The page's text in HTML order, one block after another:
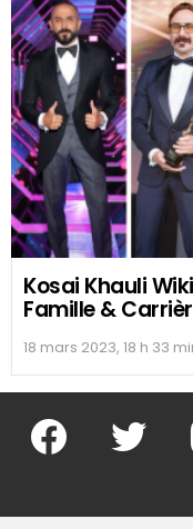
Kosai Khauli
Famille &
18 mars 2023, 18 h 33
facebook twitter